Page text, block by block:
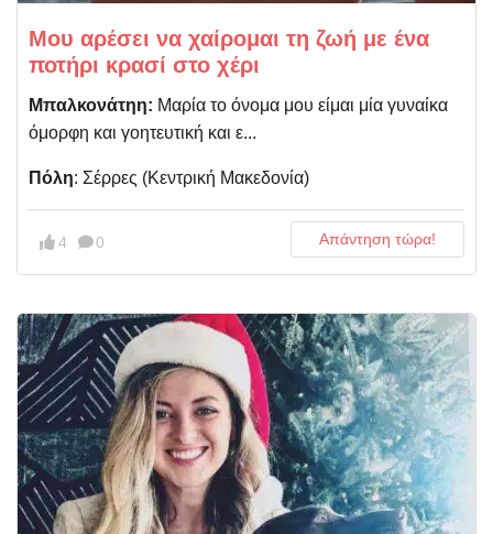
Μου αρέσει να χαίρομαι τη ζωή με ένα
ποτήρι κρασί στο χέρι
Μπαλκονάτηη: Μαρία το όνομα μου είμαι μία γυναίκα
όμορφη και γοητευτική και ε...
Πόλη: Σέρρες (Kεντρική Μακεδονία)
4 0 Απάντηση τώρα!